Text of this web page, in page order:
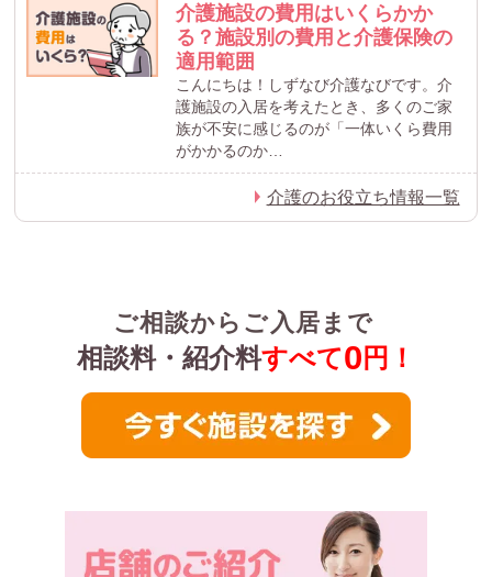
介護施設の費用はいくらかか
る？施設別の費用と介護保険の
適用範囲
こんにちは！しずなび介護なびです。介
護施設の入居を考えたとき、多くのご家
族が不安に感じるのが「一体いくら費用
がかかるのか…
介護のお役立ち情報一覧
ご相談からご入居まで
相談料・紹介料すべて0 円！